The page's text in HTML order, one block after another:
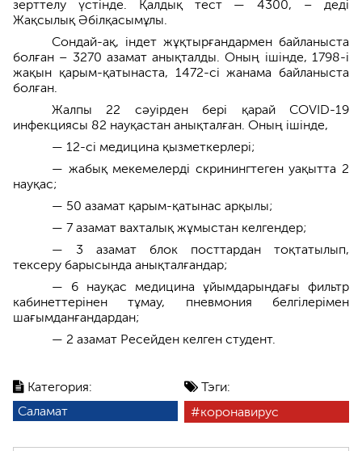
Категория:
Саламат
Тэги:
коронавирус
зерттелу үстінде. Қалдық тест — 4300, – деді
Жақсылық Әбілқасымұлы.
Сондай-ақ, індет жұқтырғандармен байланыста
болған – 3270 азамат анықталды. Оның ішінде, 1798-і
жақын қарым-қатынаста, 1472-сі жанама байланыста
болған.
Жалпы 22 сәуірден бері қарай COVID-19
инфекциясы 82 науқастан анықталған. Оның ішінде,
— 12-сі медицина қызметкерлері;
— жабық мекемелерді скринингтеген уақытта 2
науқас;
— 50 азамат қарым-қатынас арқылы;
— 7 азамат вахталық жұмыстан келгендер;
— 3 азамат блок посттардан тоқтатылып,
тексеру барысында анықталғандар;
— 6 науқас медицина ұйымдарындағы фильтр
кабинеттерінен тұмау, пневмония белгілерімен
шағымданғандардан;
— 2 азамат Ресейден келген студент.